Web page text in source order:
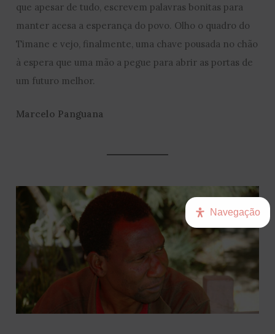
que apesar de tudo, escrevem palavras bonitas para
manter acesa a esperança do povo. Olho o quadro do
Timane e vejo, finalmente, uma chave pousada no chão
à espera que uma mão a pegue para abrir as portas de
um futuro melhor.
Marcelo Panguana
Navegação